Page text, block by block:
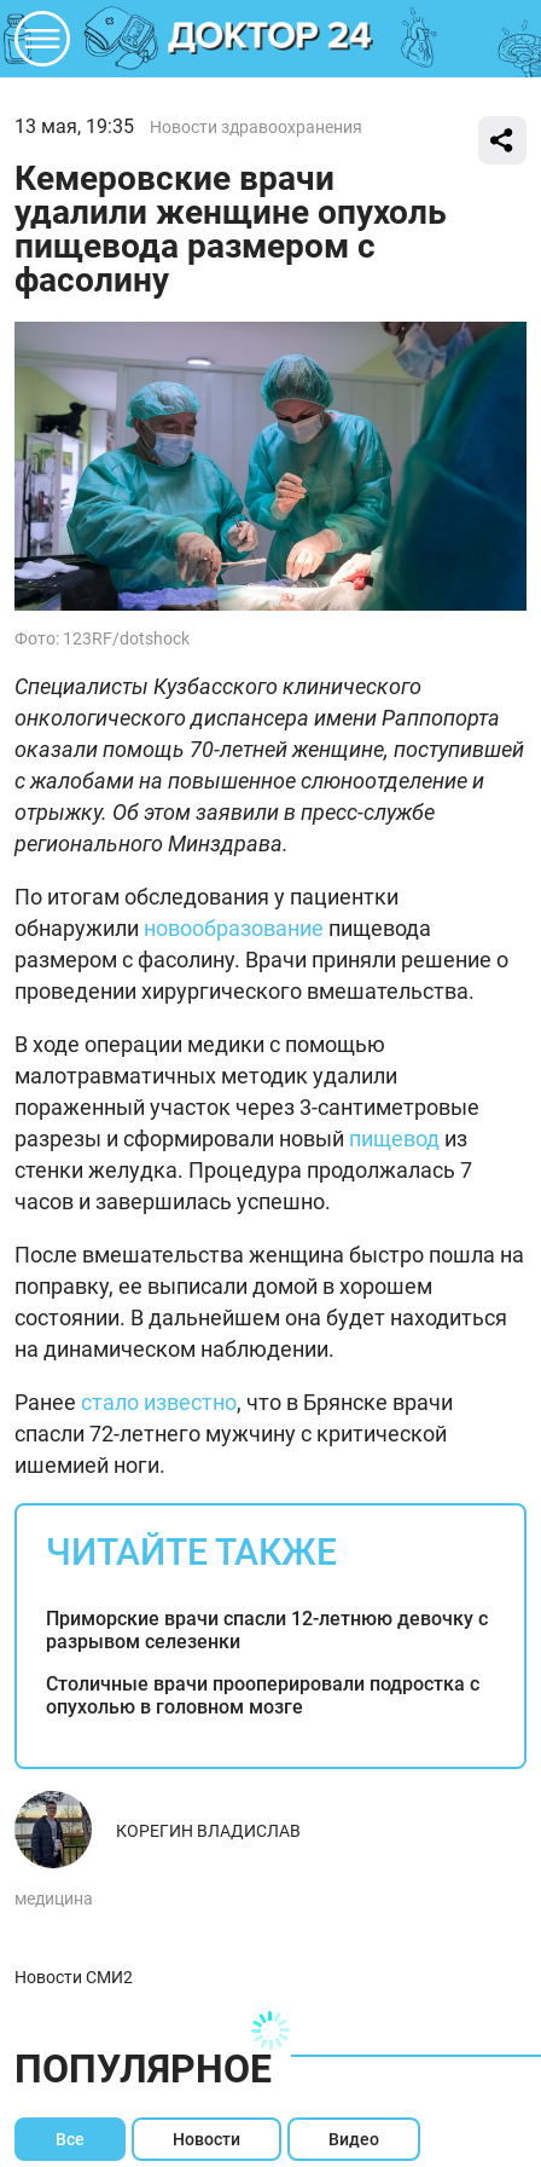
13 мая, 19:35 Новости здравоохранения
Кемеровские врачи
удалили женщине опухоль
пищевода размером с
фасолину
Фото: 123RF/dotshock
Специалисты Кузбасского клинического
онкологического диспансера имени Раппопорта
оказали помощь 70-летней женщине, поступившей
с жалобами на повышенное слюноотделение и
отрыжку. Об этом заявили в пресс-службе
регионального Минздрава.
По итогам обследования у пациентки
обнаружили новообразование пищевода
размером с фасолину. Врачи приняли решение о
проведении хирургического вмешательства.
В ходе операции медики с помощью
малотравматичных методик удалили
пораженный участок через 3-сантиметровые
разрезы и сформировали новый пищевод из
стенки желудка. Процедура продолжалась 7
часов и завершилась успешно.
После вмешательства женщина быстро пошла на
поправку, ее выписали домой в хорошем
состоянии. В дальнейшем она будет находиться
на динамическом наблюдении.
Ранее стало известно, что в Брянске врачи
спасли 72-летнего мужчину с критической
ишемией ноги.
ЧИТАЙТЕ ТАКЖЕ
Приморские врачи спасли 12-летнюю девочку с
разрывом селезенки
Столичные врачи прооперировали подростка с
опухолью в головном мозге
КОРЕГИН ВЛАДИСЛАВ
медицина
Новости СМИ2
ПОПУЛЯРНОЕ
Все Новости Видео